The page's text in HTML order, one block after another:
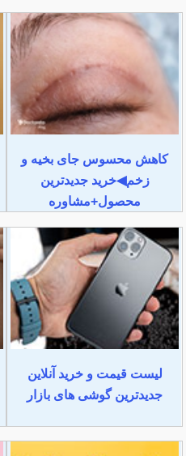
کاهش محسوس جای بخیه و
زخم◀خرید جدیدترین
محصول+مشاوره
لیست قیمت و خرید آنلاین
جدیدترین گوشی های بازار